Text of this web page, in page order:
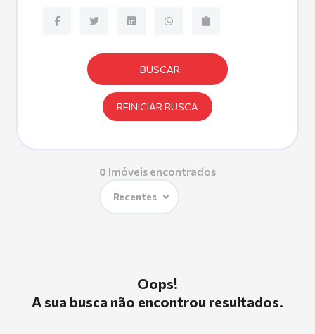
BUSCAR
REINICIAR BUSCA
0 Imóveis encontrados
Recentes
Oops!
A sua busca não encontrou resultados.